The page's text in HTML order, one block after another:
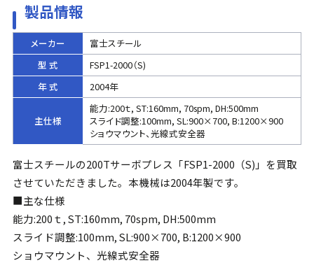
製品情報
メーカー
富士スチール
型 式
FSP1-2000（S)
年 式
2004年
主仕様
能力:200ｔ, ST:160mm, 70spm, DH:500mm
スライド調整:100mm, SL:900×700, B:1200×900
ショウマウント、光線式安全器
富士スチールの200Tサーボプレス「FSP1-2000（S)」を買取
させていただきました。本機械は2004年製です。
■主な仕様
能力:200ｔ, ST:160mm, 70spm, DH:500mm
スライド調整:100mm, SL:900×700, B:1200×900
ショウマウント、光線式安全器